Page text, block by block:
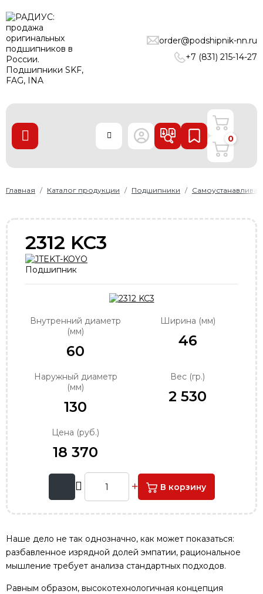
order@podshipnik-nn.ru
+7 (831) 215-14-27
ПОДШИПНИКИ
ЛИНЕЙНЫЕ ТЕХНОЛОГИИ
РЕМНИ
О нас
Доставка и оплата
+7 (831) 215-14-27
order@podshipnik-nn.ru
0
Главная Каталог продукции Подшипники
2312 KC3
Подшипник
Внутренний диаметр
(мм)
60
Ширина (мм)
46
Наружный диаметр
(мм)
130
Вес (гр.)
2 530
Цена (руб.)
18 370
В корзину
Наше дело не так однозначно, как может показаться:
разбавленное изрядной долей эмпатии, рациональное
мышление требует анализа стандартных подходов.
Равным образом, высокотехнологичная концепция